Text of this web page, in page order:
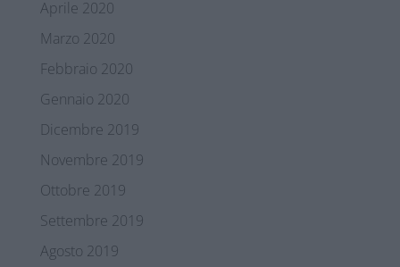
Aprile 2020
Marzo 2020
Febbraio 2020
Gennaio 2020
Dicembre 2019
Novembre 2019
Ottobre 2019
Settembre 2019
Agosto 2019